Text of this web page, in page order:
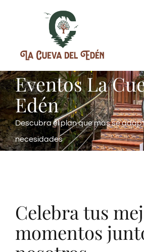
INICIO
NUESTRAS HISTORIA
PLANES
GASTRONOMIA
GIFT SHOP
Eventos La
Edén
Descubra el plan que más se
necesidades
Celebra tus
momentos